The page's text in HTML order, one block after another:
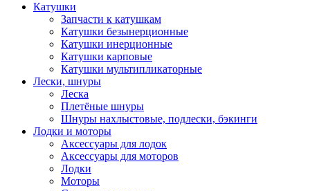
Катушки
Запчасти к катушкам
Катушки безынерционные
Катушки инерционные
Катушки карповые
Катушки мультипликаторные
Лески, шнуры
Леска
Плетёные шнуры
Шнуры нахлыстовые, подлески, бэкинги
Лодки и моторы
Аксессуары для лодок
Аксессуары для моторов
Лодки
Моторы